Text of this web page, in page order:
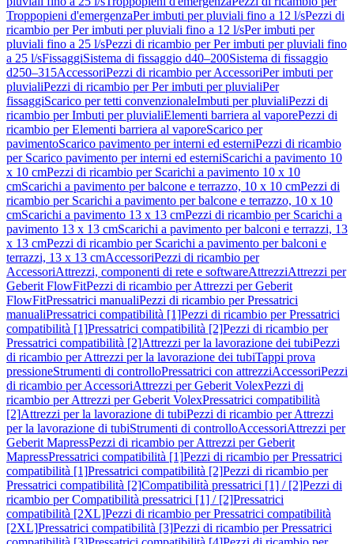
Troppopieni d'emergenzaPer imbuti per pluviali fino a 12 l/sPezzi di
ricambio per Per imbuti per pluviali fino a 12 l/sPer imbuti per
pluviali fino a 25 l/sPezzi di ricambio per Per imbuti per pluviali fino
a 25 l/sFissaggiSistema di fissaggio d40–200Sistema di fissaggio
d250–315AccessoriPezzi di ricambio per AccessoriPer imbuti per
pluvialiPezzi di ricambio per Per imbuti per pluvialiPer
fissaggiScarico per tetti convenzionaleImbuti per pluvialiPezzi di
ricambio per Imbuti per pluvialiElementi barriera al vaporePezzi di
ricambio per Elementi barriera al vaporeScarico per
pavimentoScarico pavimento per interni ed esterniPezzi di ricambio
per Scarico pavimento per interni ed esterniScarichi a pavimento 10
x 10 cmPezzi di ricambio per Scarichi a pavimento 10 x 10
cmScarichi a pavimento per balcone e terrazzo, 10 x 10 cmPezzi di
ricambio per Scarichi a pavimento per balcone e terrazzo, 10 x 10
cmScarichi a pavimento 13 x 13 cmPezzi di ricambio per Scarichi a
pavimento 13 x 13 cmScarichi a pavimento per balconi e terrazzi, 13
x 13 cmPezzi di ricambio per Scarichi a pavimento per balconi e
terrazzi, 13 x 13 cmAccessoriPezzi di ricambio per
AccessoriAttrezzi, componenti di rete e softwareAttrezziAttrezzi per
Geberit FlowFitPezzi di ricambio per Attrezzi per Geberit
FlowFitPressatrici manualiPezzi di ricambio per Pressatrici
manualiPressatrici compatibilità [1]Pezzi di ricambio per Pressatrici
compatibilità [1]Pressatrici compatibilità [2]Pezzi di ricambio per
Pressatrici compatibilità [2]Attrezzi per la lavorazione dei tubiPezzi
di ricambio per Attrezzi per la lavorazione dei tubiTappi prova
pressioneStrumenti di controlloPressatrici con attrezziAccessoriPezzi
di ricambio per AccessoriAttrezzi per Geberit VolexPezzi di
ricambio per Attrezzi per Geberit VolexPressatrici compatibilità
[2]Attrezzi per la lavorazione di tubiPezzi di ricambio per Attrezzi
per la lavorazione di tubiStrumenti di controlloAccessoriAttrezzi per
Geberit MapressPezzi di ricambio per Attrezzi per Geberit
MapressPressatrici compatibilità [1]Pezzi di ricambio per Pressatrici
compatibilità [1]Pressatrici compatibilità [2]Pezzi di ricambio per
Pressatrici compatibilità [2]Compatibilità pressatrici [1] / [2]Pezzi di
ricambio per Compatibilità pressatrici [1] / [2]Pressatrici
compatibilità [2XL]Pezzi di ricambio per Pressatrici compatibilità
[2XL]Pressatrici compatibilità [3]Pezzi di ricambio per Pressatrici